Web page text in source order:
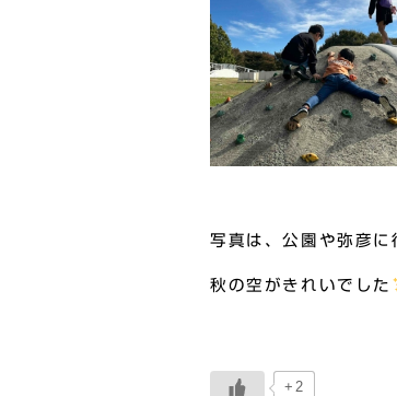
写真は、公園や弥彦に
秋の空がきれいでした
+2